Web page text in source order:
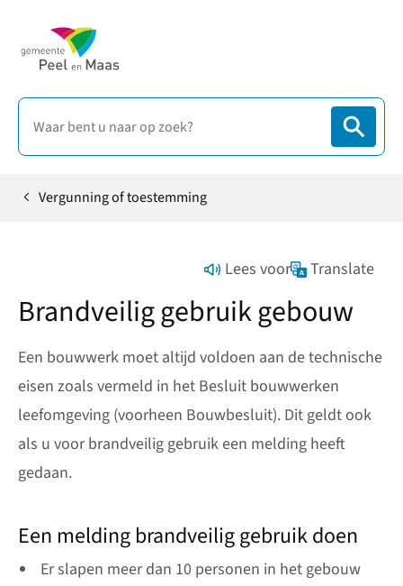
HomeVergunning of toestemming
Lees voor Translate
Brandveilig gebruik gebouw
Een bouwwerk moet altijd voldoen aan de technische
eisen zoals vermeld in het Besluit bouwwerken
leefomgeving (voorheen Bouwbesluit). Dit geldt ook
als u voor brandveilig gebruik een melding heeft
gedaan.
Een melding brandveilig gebruik doen
Er slapen meer dan 10 personen in het gebouw